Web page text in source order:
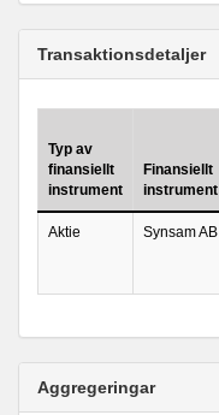
Transaktionsdetaljer
Typ av
finansiellt
instrument
Finansiellt
instrument
Aktie Synsam AB
Aggregeringar